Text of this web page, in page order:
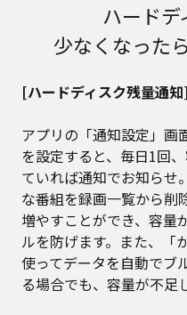
ハード
少なくなった
[ハードディスク残量通知]
アプリの「通知設定」画
を設定すると、毎日1回
ていれば通知でお知らせ
な番組を録画一覧から削
増やすことができ、容量
ルを防げます。また、「
使ってデータを自動でブ
る場合でも、容量が不足